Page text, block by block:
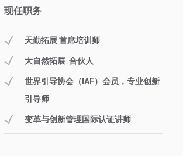
现任职务
天勤拓展 首席培训师
大自然拓展 合伙人
世界引导协会（IAF）会员，专业创新
引导师
变革与创新管理国际认证讲师